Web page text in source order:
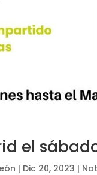
el
| Dic 20, 2023 |